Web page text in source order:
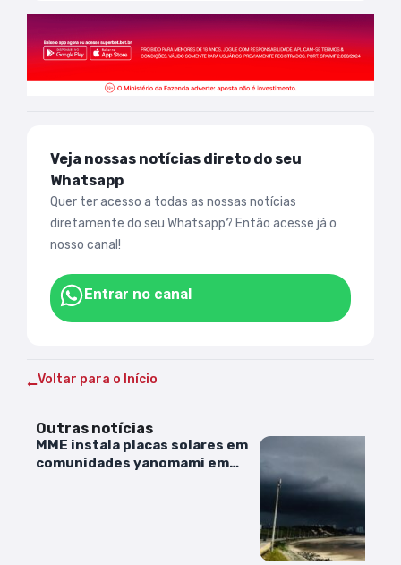
Veja nossas notícias direto do seu
Whatsapp
Quer ter acesso a todas as nossas notícias
diretamente do seu Whatsapp? Então acesse já o
nosso canal!
Entrar no canal
Voltar para o Início
Outras notícias
MME instala placas solares em
comunidades yanomami em